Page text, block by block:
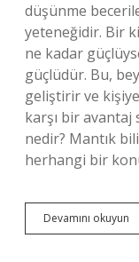
düşünme
yeteneğidir. Bir
ne kadar
güçlüdür. Bu,
geliştirir ve
karşı bir avantaj
nedir? Mantık
herhangi bir
Devamını okuyun